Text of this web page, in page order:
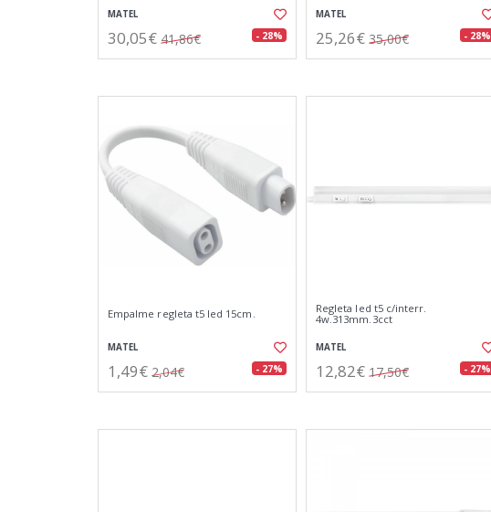
MATEL
30,05€ 41,86€ - 28%
MATEL
25,26€ 35,00€ - 28%
Empalme regleta t5 led 15cm.
MATEL
1,49€ 2,04€ - 27%
Regleta led t5 c/interr.
4w.313mm.3cct
MATEL
12,82€ 17,50€ - 27%